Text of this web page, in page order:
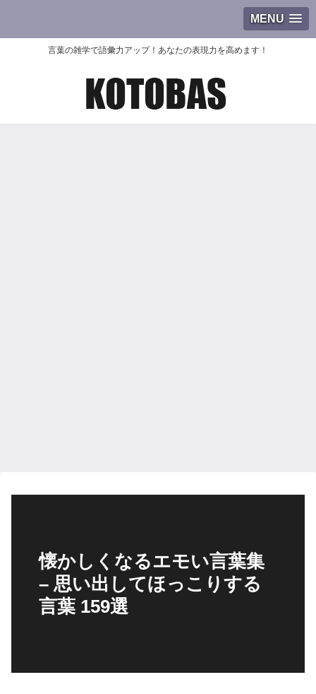
MENU
言葉の雑学で語彙力アップ！あなたの表現力を高めます！
懐かしくなるエモい言葉集
– 思い出してほっこりする
言葉 159選